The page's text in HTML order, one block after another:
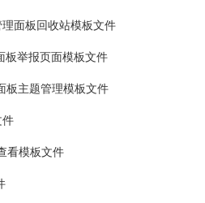
理面板回收站模板文件
板举报页面模板文件
板主题管理模板文件
件
看模板文件